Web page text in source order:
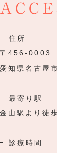
住所
〒456-0003
愛知県名古屋
最寄り駅
金山駅より徒
診療時間